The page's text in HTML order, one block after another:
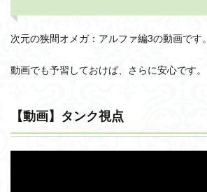
次元の狭間オメガ：アルファ編3の動画です。
動画でも予習しておけば、さらに安心です。
【動画】タンク視点